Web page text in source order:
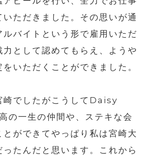
いただきました。その思いが通
ルバイトという形で雇用いただ
力として認めてもらえ、ようや
をいただくことができました。
でしたがこうして Daisy
の一生の仲間や、ステキな会
ができてやっぱり私は宮崎大
たんだと思います。これから